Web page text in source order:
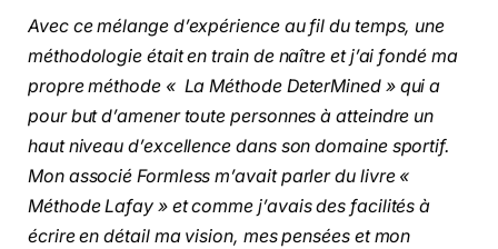
Avec ce mélange d’expérience au fil du temps, une
méthodologie était en train de naître et j’ai fondé ma
propre méthode « La Méthode DeterMined » qui a
pour but d’amener toute personnes à atteindre un
haut niveau d’excellence dans son domaine sportif.
Mon associé Formless m’avait parler du livre «
Méthode Lafay » et comme j’avais des facilités à
écrire en détail ma vision, mes pensées et mon